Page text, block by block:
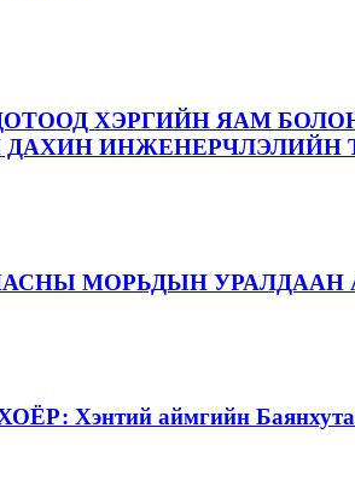
ХЭРГИЙН ЯАМ
ИНЖЕНЕРЧЛЭЛИЙН
МОРЬДЫН
Хэнтий аймгийн